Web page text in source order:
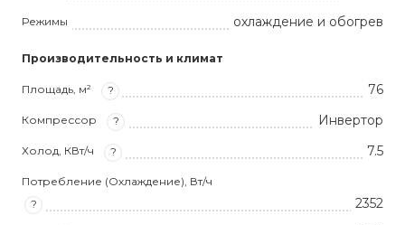
Режимы охлаждение и обогрев
Производительность и климат
Площадь, м² ? 76
Компрессор ? Инвертор
Холод, КВт/ч ? 7.5
Потребление (Охлаждение), Вт/ч
?
2352